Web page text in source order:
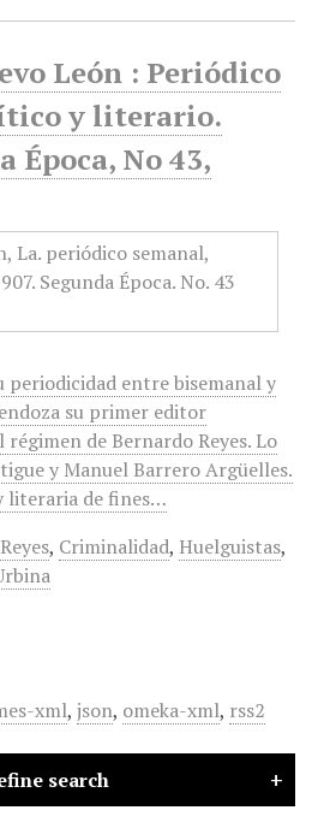
León : Periódico
y literario.
Época, No 43,
periodicidad entre bisemanal y
su primer editor
de Bernardo Reyes. Lo
y Manuel Barrero Argüelles.
literaria de fines…
, Criminalidad, Huelguistas,
xml, json, omeka-xml, rss2
search